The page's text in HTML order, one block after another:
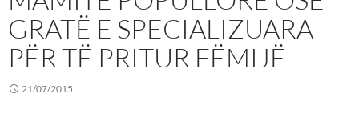
GRATË E SPECIALIZUARA
PËR TË PRITUR FËMIJË
21/07/2015